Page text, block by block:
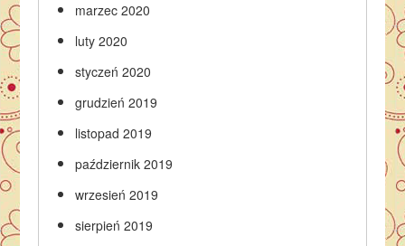
marzec 2020
luty 2020
styczeń 2020
grudzień 2019
listopad 2019
październik 2019
wrzesień 2019
sierpień 2019